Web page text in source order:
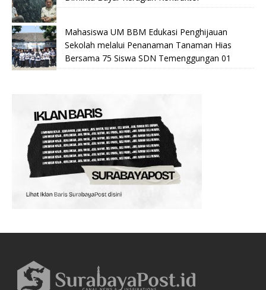
Mahasiswa UM BBM Edukasi Penghijauan
Sekolah melalui Penanaman Tanaman Hias
Bersama 75 Siswa SDN Temenggungan 01